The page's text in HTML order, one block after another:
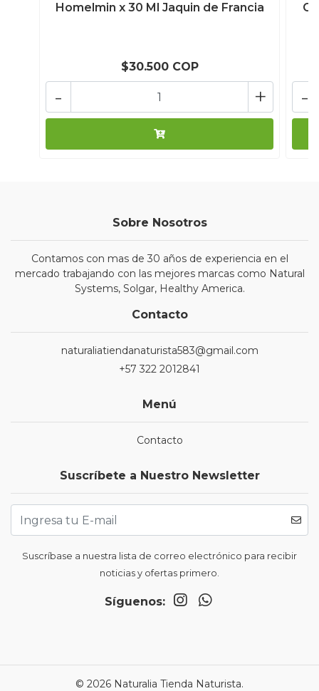
Homelmin x 30 Ml Jaquin de Francia
$30.500 COP
+
- -
Sobre Nosotros
Contamos con mas de 30 años de experiencia en el
mercado trabajando con las mejores marcas como Natural
Systems, Solgar, Healthy America.
Contacto
naturaliatiendanaturista583@gmail.com
+57 322 2012841
Menú
Contacto
Suscríbete a Nuestro Newsletter
Suscríbase a nuestra lista de correo electrónico para recibir
noticias y ofertas primero.
Síguenos:
© 2026 Naturalia Tienda Naturista.